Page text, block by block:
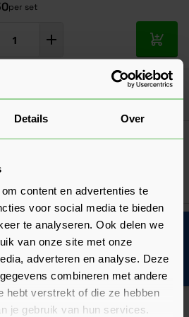
Details Over
content en advertenties te
voor social media te bieden
te analyseren. Ook delen we
van onze site met onze
adverteren en analyse. Deze
combineren met andere
hebt verstrekt of die ze hebben
je gebruik van hun services.
per set
In
Deurkruk Curve
Deurkruk Wave
per set Ga
Deurkruk Anglia